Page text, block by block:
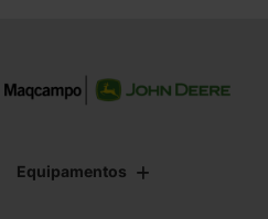
Equipamentos